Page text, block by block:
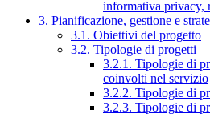
informativa privacy,
3. Pianificazione, gestione e
3.1. Obiettivi del progetto
3.2. Tipologie di progetti
3.2.1. Tipologie di
coinvolti nel servizio
3.2.2. Tipologie di
3.2.3. Tipologie di